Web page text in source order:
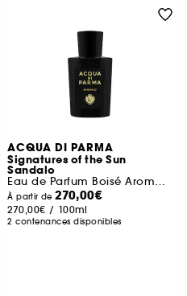
ACQUA DI PARMA
Signatures of the Sun
Sandalo
Eau de Parfum Boisé Aromatique
À partir de270,00€
270,00€ / 100ml
2 contenances disponibles